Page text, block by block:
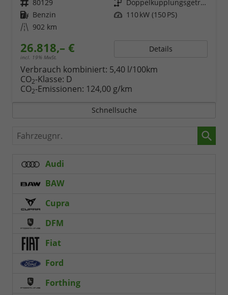
Fahrzeugnr. 80129 Getriebe
Doppelkupplungsgetriebe (DSG)
Kraftstoff Benzin Leistung 110 kW (150 PS)
Kilometerstand 902 km
26.818,– €
incl. 19% MwSt.
Details
Verbrauch kombiniert: 5,40 l/100km
CO2-Klasse: D
CO2-Emissionen: 124,00 g/km
Schnellsuche
Fahrzeugnr.
Audi
BAW
Cupra
DFM
Fiat
Ford
Forthing